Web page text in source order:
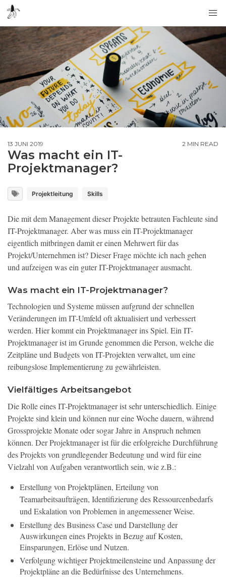
13 JUNI 2019 2 MIN READ
Was macht ein IT-
Projektmanager?
Projektleitung Skills
Die mit dem Management dieser Projekte betrauten Fachleute sind
IT-Projektmanager. Aber was muss ein IT-Projektmanager
eigentlich mitbringen damit er einen Mehrwert für das
Projekt/Unternehmen ist? Dieser Frage möchte ich nach gehen
und aufzeigen was ein guter IT-Projektmanager ausmacht.
Was macht ein IT-Projektmanager?
Technologien und Systeme müssen aufgrund der schnellen
Veränderungen im IT-Umfeld oft aktualisiert und verbessert
werden. Hier kommt ein Projektmanager ins Spiel. Ein IT-
Projektmanager ist im Grunde genommen die Person, welche die
Zeitpläne und Budgets von IT-Projekten verwaltet, um eine
reibungslose Implementierung zu gewährleisten.
Vielfältiges Arbeitsangebot
Die Rolle eines IT-Projektmanager ist sehr unterschiedlich. Einige
Projekte sind klein und können nur eine Woche dauern, während
Grossprojekte Monate oder sogar Jahre in Anspruch nehmen
können. Der Projektmanager ist für die erfolgreiche Durchführung
des Projekts von grundlegender Bedeutung und wird für eine
Vielzahl von Aufgaben verantwortlich sein, wie z.B.:
Erstellung von Projektplänen, Erteilung von
Teamarbeitsaufträgen, Identifizierung des Ressourcenbedarfs
und Eskalation von Problemen in angemessener Weise.
Erstellung des Business Case und Darstellung der
Auswirkungen eines Projekts in Bezug auf Kosten,
Einsparungen, Erlöse und Nutzen.
Verfolgung wichtiger Projektmeilensteine und Anpassung der
Projektpläne an die Bedürfnisse des Unternehmens.